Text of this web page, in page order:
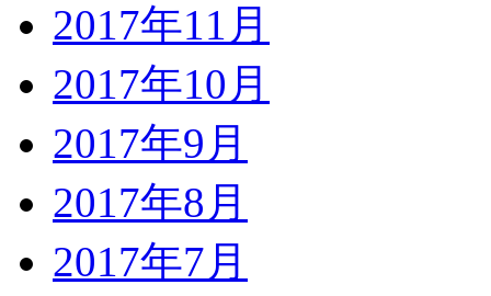
2017年11月
2017年10月
2017年9月
2017年8月
2017年7月